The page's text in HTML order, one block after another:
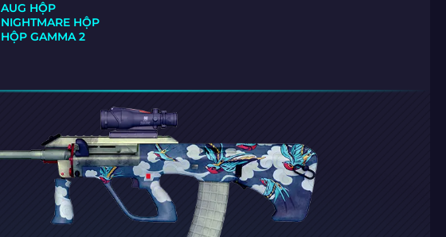
AUG HỘP
NIGHTMARE HỘP
HỘP GAMMA 2